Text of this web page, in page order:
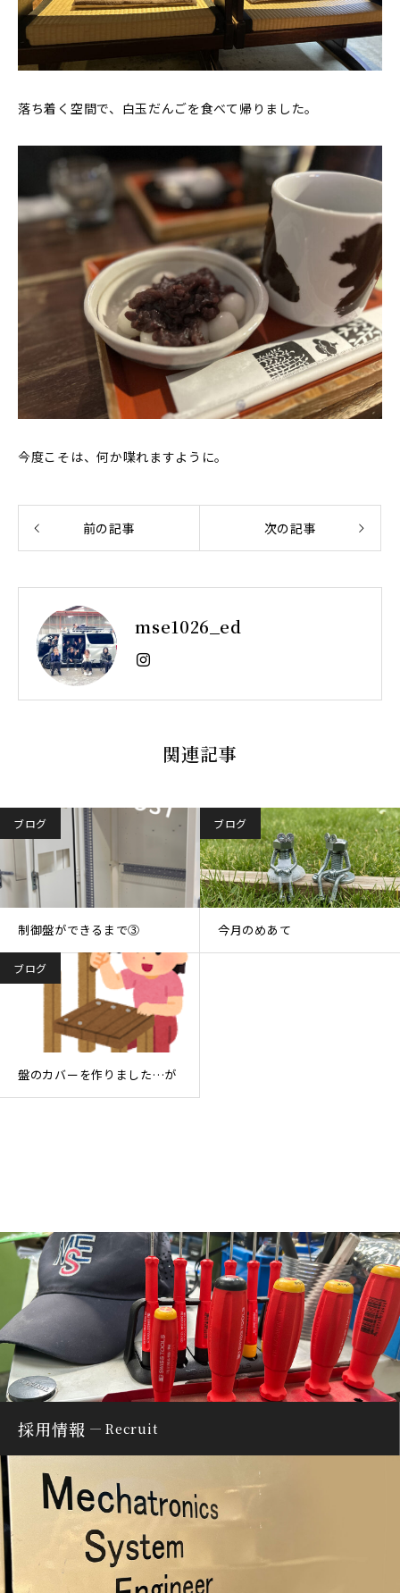
落ち着く空間で、白玉だんごを食べて帰りました。
今度こそは、何か喋れますように。
前の記事 次の記事
mse1026_ed
関連記事
ブログ
制御盤ができるまで③
ブログ
今月のめあて
ブログ
盤のカバーを作りました…が
採用情報 Recruit